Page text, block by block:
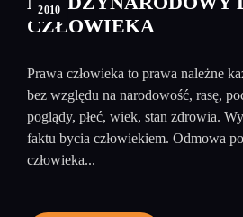
2010
CZŁOWIEKA
Prawa człowieka to prawa należne
bez względu na narodowość, rasę,
poglądy, płeć, wiek, stan zdrowia.
faktu bycia człowiekiem. Odmowa
człowieka...